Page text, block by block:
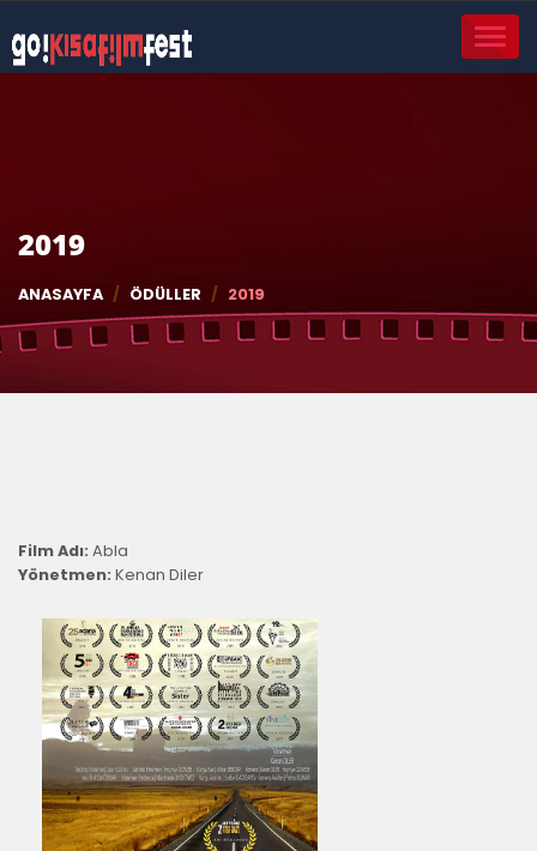
2019
ANASAYFA ÖDÜLLER 2019
Film Adı: Abla
Yönetmen: Kenan Diler